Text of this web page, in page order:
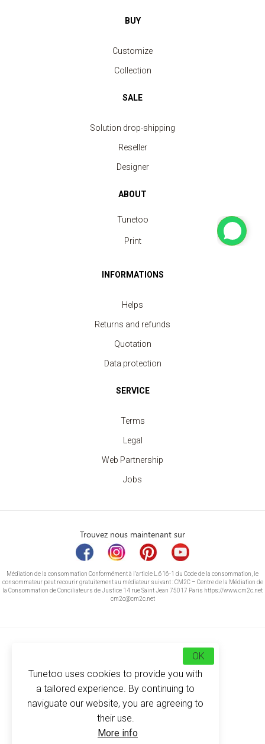
BUY
Customize
Collection
SALE
Solution drop-shipping
Reseller
Designer
ABOUT
Tunetoo
Print
INFORMATIONS
Helps
Returns and refunds
Quotation
Data protection
SERVICE
Terms
Legal
Web Partnership
Jobs
Trouvez nous maintenant sur
Médiation de la consommation Conformément à l’article L.616-1 du Code de la consommation, le
consommateur peut recourir gratuitement au médiateur suivant : CM2C – Centre de la Médiation de
la Consommation de Conciliateurs de Justice 14 rue Saint Jean 75017 Paris https://www.cm2c.net
cm2c@cm2c.net
© Copyright 2026
Tunetoo uses cookies to provide you with
a tailored experience. By continuing to
naviguate our website, you are agreeing to
their use.
More info
OK